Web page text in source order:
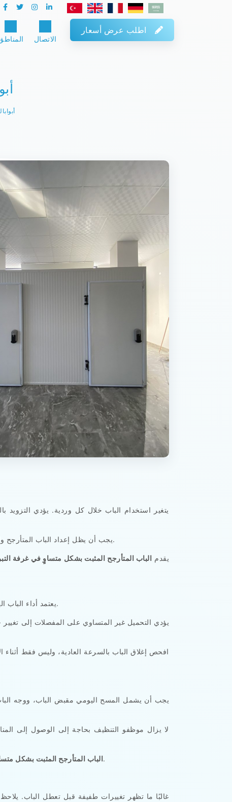
الاتصال
اطلب عرض أسعار
يتغير استخدام الباب خلال كل وردية. يؤدي
يجب أن يظل إعداد الباب المتأرجح واحدًا وثابتًا خلال هذه الأنماط المتغيرة. تتطلب قوة مغلق الباب، واستجابة المزلاج، وخلوص التأرجح، ووزن الباب تنسيقًا متوازنًا.
يقدم الباب المتأرجح المثبت بشكل متساوٍ في غرفة
يعتمد أداء الباب اليومي بشكل كبير على موضع الإغلاق النهائي. يجب أن تعود لوح الباب المتأرجح إلى الإطار دون ارتداد أو سحب أو تصحيح يدوي.
يؤدي التحميل غير المتساوي على المفصلات إلى
افحص إغلاق الباب بالسرعة العادية، وليس فقط
يجب أن يشمل المسح اليومي مقبض الباب، ووجه
لا يزال موظفو التنظيف بحاجة إلى الوصول إلى
الباب المتأرجح المثبت بشكليدعم العمل اليومي للمُنظفين عندما تتبع أسطح الباب مسار مسح مباشر واحد من لوح الحائط باتجاه واجهة الباب.
غالبًا ما تظهر تغييرات طفيفة قبل تعطل الباب.